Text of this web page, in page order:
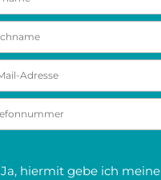
Ja, hiermit gebe ich meine